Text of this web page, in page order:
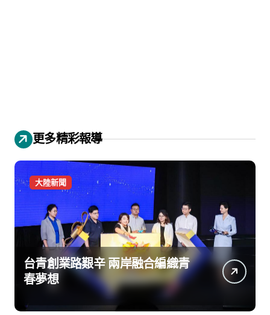
更多精彩報導
大陸新聞
台青創業路艱辛 兩岸融合編織青
春夢想